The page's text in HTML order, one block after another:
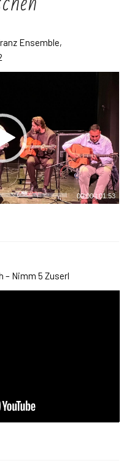
Ensemble,
00:00|01:53
– Nimm 5 Zuserl